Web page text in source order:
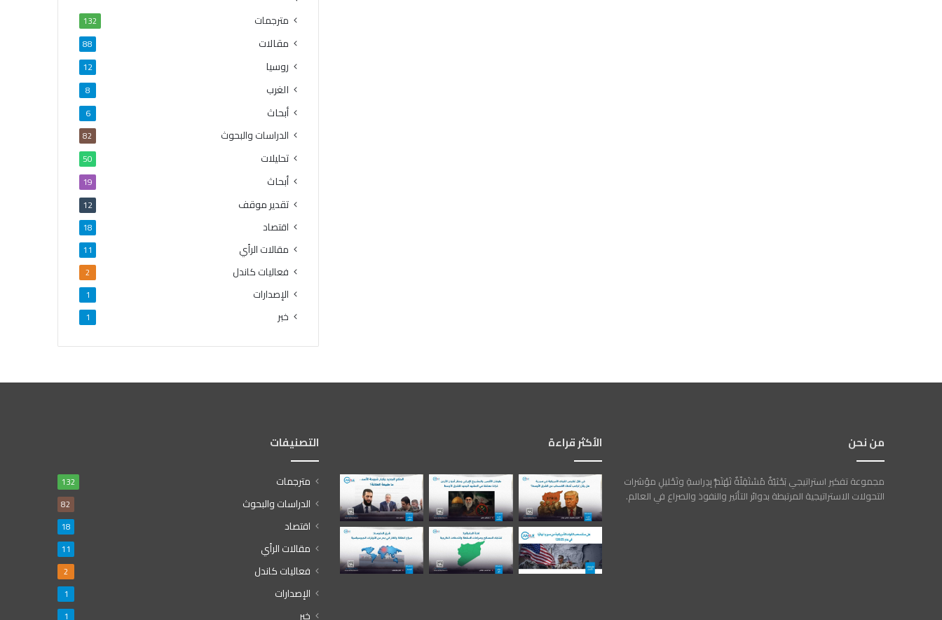
مترجمات 132
مقالات 88
روسيا 12
الغرب 8
أبحاث 6
الدراسات والبحوث 82
تحليلات 50
أبحاث 19
تقدير موقف 12
اقتصاد 18
مقالات الرأي 11
فعاليات كاندل 2
الإصدارات 1
خبر 1
من نحن
مجموعة تفكير استراتيجي بَحْثيّةٌ مُسْتَقِلّةٌ تَهْتَمُّ بِدِراسةِ وتَحْليلِ مؤشرات
التحولات الاستراتيجية المرتبطة بدوائر التأثير والنفوذ والصراع في العالم.
الأكثر قراءة التصنيفات
مترجمات 132
الدراسات والبحوث 82
اقتصاد 18
مقالات الرأي 11
فعاليات كاندل 2
الإصدارات 1
خبر 1